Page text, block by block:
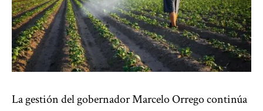
La gestión del gobernador Marcelo Orrego continúa